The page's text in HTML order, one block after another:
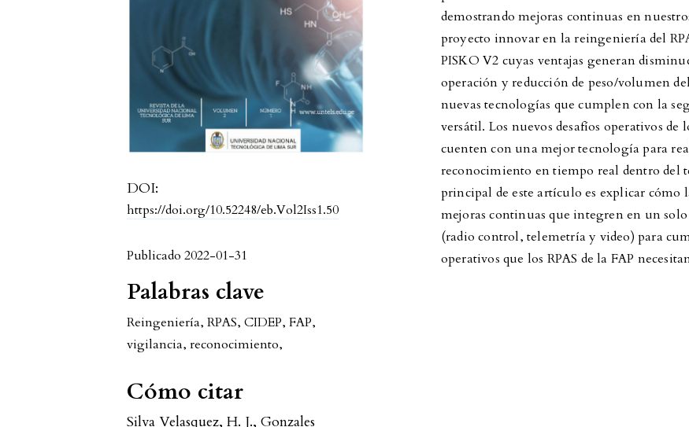
DOI:
https://doi.org/10.52248/eb.Vol2Iss1.50
Publicado 2022-01-31
Palabras clave
Reingeniería, RPAS, CIDEP, FAP,
vigilancia, reconocimiento,
Cómo citar
Silva Velasquez, H. J., Gonzales
demostrando mejoras continuas en
proyecto innovar en la reingeniería del
PISKO V2 cuyas ventajas generan
operación y reducción de peso/volumen
nuevas tecnologías que cumplen con la
versátil. Los nuevos desafíos operativos de
cuenten con una mejor tecnología para
reconocimiento en tiempo real dentro del
principal de este artículo es explicar
mejoras continuas que integren en un
(radio control, telemetría y video) para
operativos que los RPAS de la FAP